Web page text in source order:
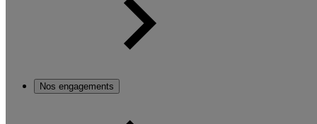
Nos engagements